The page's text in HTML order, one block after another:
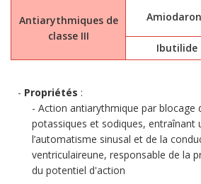
Antiarythmiques de
classe III
Ibutilide
Propriétés :
Action antiarythmique par blocage
potassiques et sodiques, entraînant
l’automatisme sinusal et de la
ventriculaireune, responsable de la
du potentiel d'action